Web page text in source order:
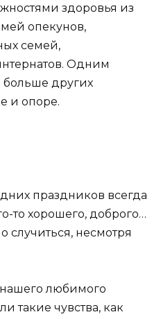
здоровья из
опекунов,
семей,
Одним
больше других
и опоре.
праздников всегда
то хорошего, доброго…
случиться, несмотря
нашего любимого
такие чувства, как